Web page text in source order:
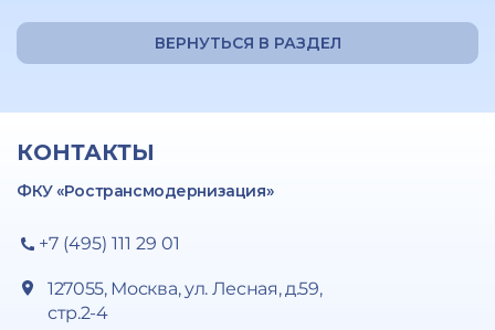
ВЕРНУТЬСЯ В РАЗДЕЛ
КОНТАКТЫ
ФКУ «Ространсмодернизация»
+7 (495) 111 29 01
127055, Москва, ул. Лесная, д.59,
стр.2-4